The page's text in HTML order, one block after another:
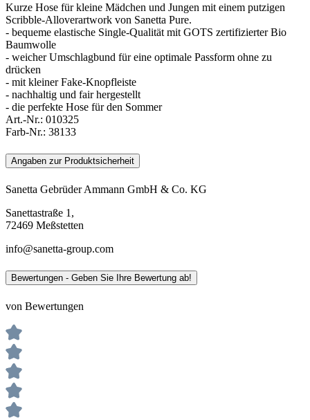
Kurze Hose für kleine Mädchen und Jungen mit einem putzigen
Scribble-Alloverartwork von Sanetta Pure.
- bequeme elastische Single-Qualität mit GOTS zertifizierter Bio
Baumwolle
- weicher Umschlagbund für eine optimale Passform ohne zu
drücken
- mit kleiner Fake-Knopfleiste
- nachhaltig und fair hergestellt
- die perfekte Hose für den Sommer
Art.-Nr.: 010325
Farb-Nr.: 38133
Angaben zur Produktsicherheit
Sanetta Gebrüder Ammann GmbH & Co. KG
Sanettastraße 1,
72469 Meßstetten
info@sanetta-group.com
Bewertungen - Geben Sie Ihre Bewertung ab!
von Bewertungen